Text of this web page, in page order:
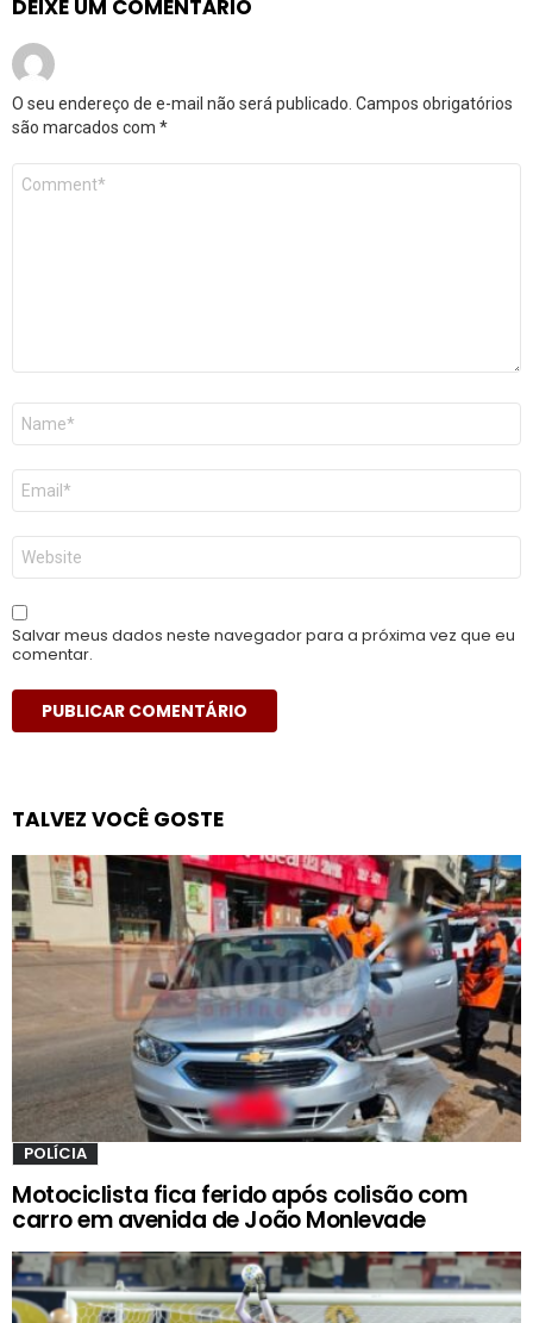
DEIXE UM COMENTÁRIO
O seu endereço de e-mail não será publicado. Campos obrigatórios
são marcados com *
Comentário
Nome
E-
mail
*
Site
Salvar meus dados neste navegador para a próxima vez que eu
comentar.
TALVEZ VOCÊ GOSTE
POLÍCIA
Motociclista fica ferido após colisão com
carro em avenida de João Monlevade